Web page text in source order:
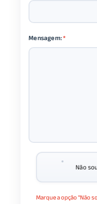
Mensagem:*
Não
Marque a opção "Não